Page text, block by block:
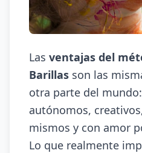
Las ventajas del
Barillas son las
otra parte del
autónomos,
mismos y con amor
Lo que realmente